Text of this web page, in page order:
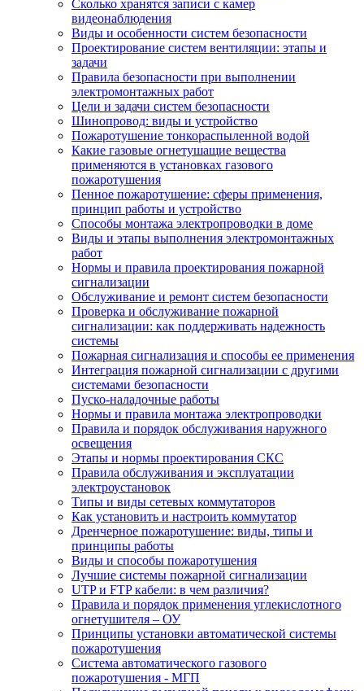
Сколько хранятся записи с камер
видеонаблюдения
Виды и особенности систем безопасности
Проектирование систем вентиляции: этапы и
задачи
Правила безопасности при выполнении
электромонтажных работ
Цели и задачи систем безопасности
Шинопровод: виды и устройство
Пожаротушение тонкораспыленной водой
Какие газовые огнетушащие вещества
применяются в установках газового
пожаротушения
Пенное пожаротушение: сферы применения,
принцип работы и устройство
Способы монтажа электропроводки в доме
Виды и этапы выполнения электромонтажных
работ
Нормы и правила проектирования пожарной
сигнализации
Обслуживание и ремонт систем безопасности
Проверка и обслуживание пожарной
сигнализации: как поддерживать надежность
системы
Пожарная сигнализация и способы ее применения
Интеграция пожарной сигнализации с другими
системами безопасности
Пуско-наладочные работы
Нормы и правила монтажа электропроводки
Правила и порядок обслуживания наружного
освещения
Этапы и нормы проектирования СКС
Правила обслуживания и эксплуатации
электроустановок
Типы и виды сетевых коммутаторов
Как установить и настроить коммутатор
Дренчерное пожаротушение: виды, типы и
принципы работы
Виды и способы пожаротушения
Лучшие системы пожарной сигнализации
UTP и FTP кабели: в чем различия?
Правила и порядок применения углекислотного
огнетушителя – ОУ
Принципы установки автоматической системы
пожаротушения
Система автоматического газового
пожаротушения - МГП